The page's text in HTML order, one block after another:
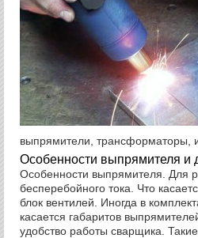
выпрямители, трансформаторы,
Особенности выпрямителя и
Особенности выпрямителя. Для
бесперебойного тока. Что
блок вентилей. Иногда в
касается габаритов
удобство работы сварщика.